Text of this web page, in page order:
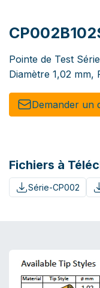
Pointe de Test
Diamètre 1,02 mm,
Demander un
Fichiers à
Série-CP002